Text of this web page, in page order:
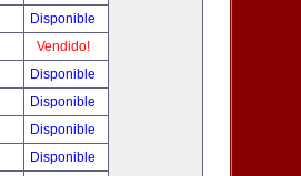
Disponible
Vendido!
Disponible
Disponible
Disponible
Disponible